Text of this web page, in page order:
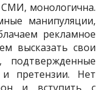
монологична.
манипуляции,
рекламное
высказать свои
подтвер­жденные
претензии. Нет